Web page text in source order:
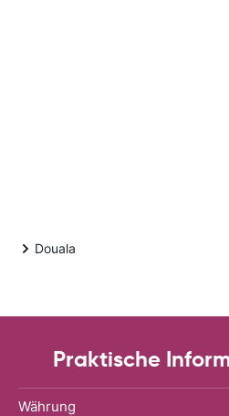
Douala
Praktische
Währung